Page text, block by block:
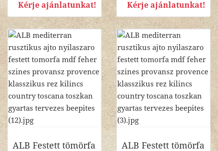
Kérje ajánlatunkat! Kérje ajánlatunkat!
ALB Festett tömörfa
ALB Festett tömörfa